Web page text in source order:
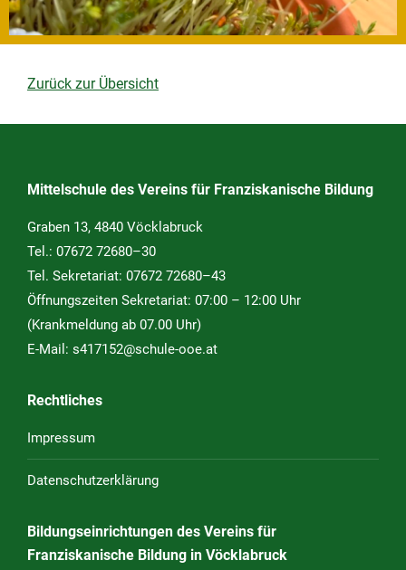
Zurück zur Übersicht
Mittelschule des Vereins für Franziskanische Bildung
Graben 13, 4840 Vöcklabruck
Tel.: 07672 72680–30
Tel. Sekretariat: 07672 72680–43
Öffnungszeiten Sekretariat: 07:00 – 12:00 Uhr
(Krankmeldung ab 07.00 Uhr)
E-Mail: s417152@schule-ooe.at
Rechtliches
Impressum
Datenschutzerklärung
Bildungseinrichtungen des Vereins für
Franziskanische Bildung in Vöcklabruck